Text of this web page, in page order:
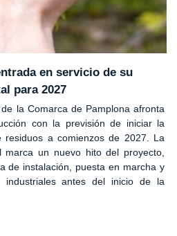
en servicio de su
para 2027
la Comarca de Pamplona afronta
con la previsión de iniciar la
residuos a comienzos de 2027. La
un nuevo hito del proyecto,
de instalación, puesta en marcha y
industriales antes del inicio de la